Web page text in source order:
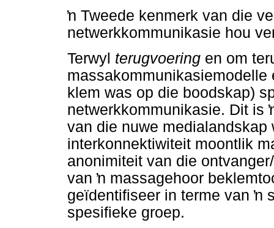
ŉ Tweede kenmerk van die
netwerkkommunikasie hou
Terwyl terugvoering en om
klem was op die boodskap)
netwerkkommunikasie. Dit is
van die nuwe medialandskap
interkonnektiwiteit moontlik
anonimiteit van die
van ŉ massagehoor
geïdentifiseer in terme van ŉ
spesifieke groep.